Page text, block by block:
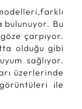
Bu
çarpıyor.
olduğu gibi
sağlıyor.
üzerlerinde
ile